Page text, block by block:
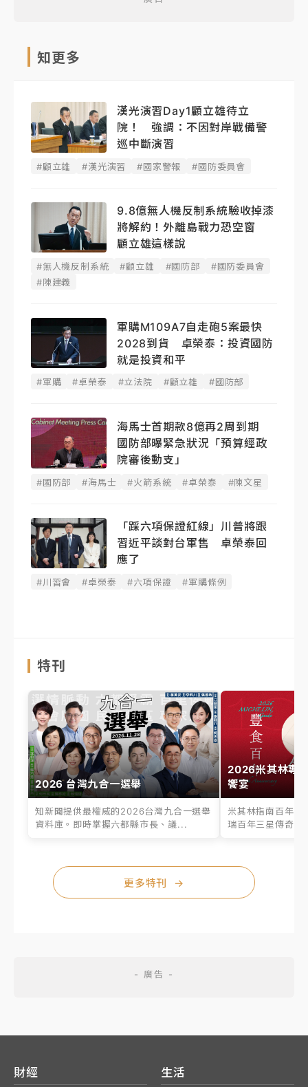
知更多
漢光演習Day1顧立雄待立
院！ 強調：不因對岸戰備警
巡中斷演習
#顧立雄 #漢光演習 #國家警報 #國防委員會
9.8億無人機反制系統驗收掉漆
將解約！外離島戰力恐空窗
顧立雄這樣說
#無人機反制系統 #顧立雄 #國防部
#國防委員會
#陳建義
軍購M109A7自走砲5案最快
2028到貨 卓榮泰：投資國防
就是投資和平
#軍購 #卓榮泰 #立法院 #顧立雄 #國防部
海馬士首期款8億再2周到期
國防部曝緊急狀況「預算經政
院審後動支」
#國防部 #海馬士 #火箭系統 #卓榮泰 #陳文星
「踩六項保證紅線」川普將跟
習近平談對台軍售 卓榮泰回
應了
#川習會 #卓榮泰 #六項保證 #軍購條例
特刊
2026 台灣九合一選舉
知新聞提供最權威的2026台灣九合一選舉
資料庫。即時掌握六都縣市長、議...
2026米其林專
饗宴
米其林指南百年之
瑞百年三星傳奇、
更多特刊 →
財經 生活